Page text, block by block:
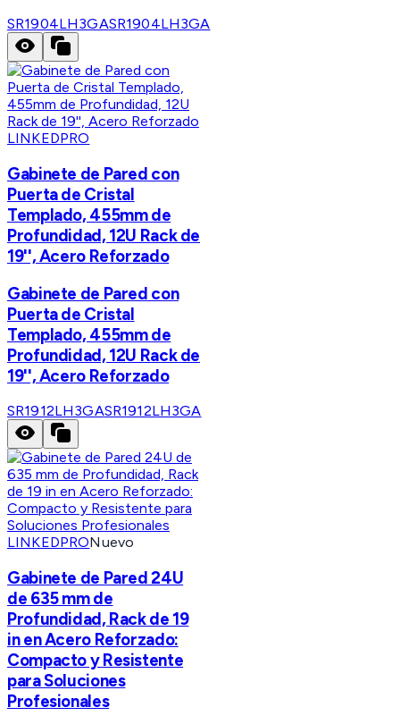
SR1904LH3GASR1904LH3GA
LINKEDPRO
Gabinete de Pared con
Puerta de Cristal
Templado, 455mm de
Profundidad, 12U Rack de
19'', Acero Reforzado
Gabinete de Pared con
Puerta de Cristal
Templado, 455mm de
Profundidad, 12U Rack de
19'', Acero Reforzado
SR1912LH3GASR1912LH3GA
LINKEDPRONuevo
Gabinete de Pared 24U
de 635 mm de
Profundidad, Rack de 19
in en Acero Reforzado:
Compacto y Resistente
para Soluciones
Profesionales